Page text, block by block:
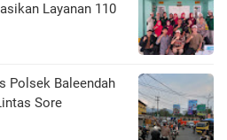
Layanan 110
Polsek Baleendah
Sore